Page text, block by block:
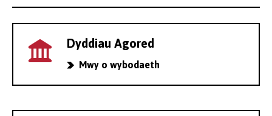
Dyddiau Agored
Mwy o wybodaeth